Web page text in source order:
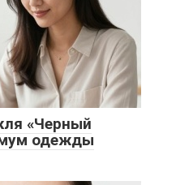
«Черный
одежды